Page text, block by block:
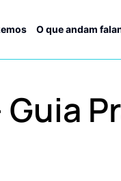
O que andam